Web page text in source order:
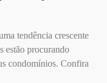
tendência crescente
estão procurando
condomínios. Confira